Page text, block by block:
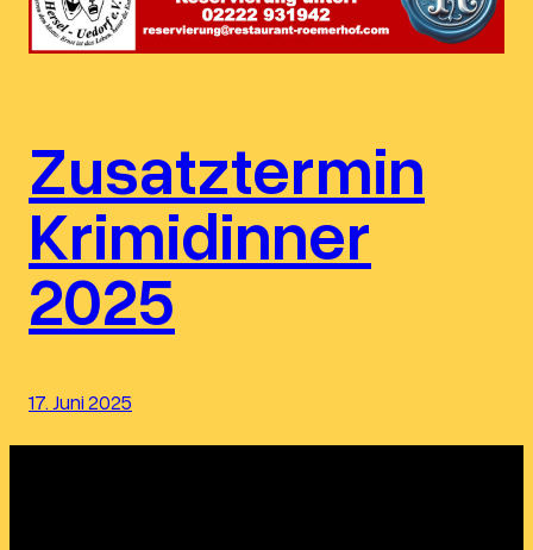
Zusatztermin
Krimidinner
2025
17. Juni 2025